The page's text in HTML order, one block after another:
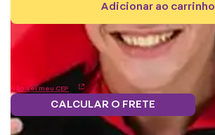
adicionar ao carrinho
Não sei meu CEP
CALCULAR O FRETE